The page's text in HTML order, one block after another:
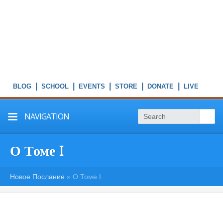
NAVIGATION
О Томе I
Новое Послание » О Томе I